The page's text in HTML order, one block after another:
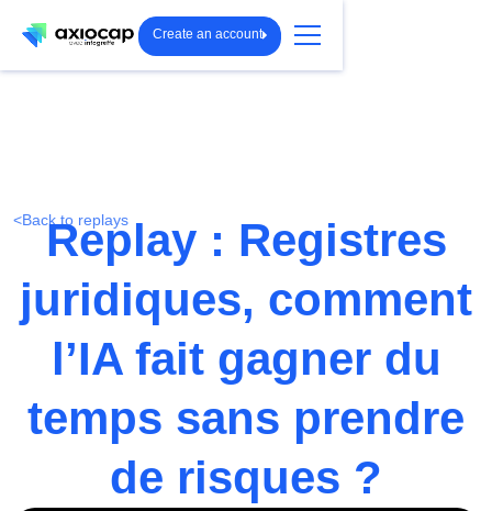
Create an account
<Back to replays
Replay : Registres
juridiques, comment
l’IA fait gagner du
temps sans prendre
de risques ?